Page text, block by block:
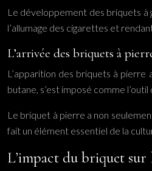
Le développement des briquets à
l’allumage des cigarettes et
L’arrivée des briquets à
L’apparition des briquets à
butane, s’est imposé comme l’outil
Le briquet à pierre a non
fait un élément essentiel de la
L’impact du briquet